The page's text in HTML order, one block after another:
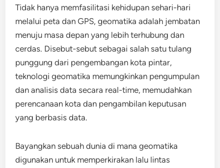
Tidak hanya memfasilitasi kehidupan sehari-hari
melalui peta dan GPS, geomatika adalah jembatan
menuju masa depan yang lebih terhubung dan
cerdas. Disebut-sebut sebagai salah satu tulang
punggung dari pengembangan kota pintar,
teknologi geomatika memungkinkan pengumpulan
dan analisis data secara real-time, memudahkan
perencanaan kota dan pengambilan keputusan
yang berbasis data.
Bayangkan sebuah dunia di mana geomatika
digunakan untuk memperkirakan lalu lintas